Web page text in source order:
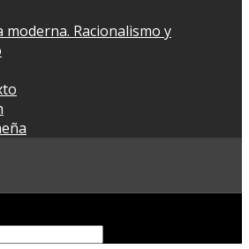
moderna. Racionalismo y